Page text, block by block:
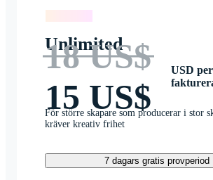
Unlimited
18 US$
15 US$
USD
För större skapare som producerar i stor
kräver kreativ frihet
7 dagars gratis provperiod